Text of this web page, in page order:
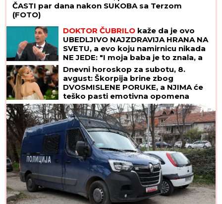
ČASTI par dana nakon SUKOBA sa Terzom
(FOTO)
DOKTOR ČUBRILO kaže da je ovo
UBEDLJIVO NAJZDRAVIJA HRANA NA
SVETU, a evo koju namirnicu nikada
NE JEDE: "I moja baba je to znala, a
možda vam zvuči suludo"
Dnevni horoskop za subotu, 8.
avgust: Škorpija brine zbog
DVOSMISLENE PORUKE, a NJIMA će
teško pasti emotivna opomena